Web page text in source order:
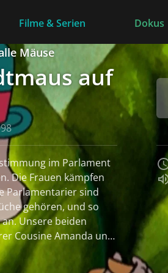
Filme & Serien Dokus
Mäuse
auf
im Parlament
Die Frauen kämpfen
Parlamentarier sind
gehören, und so
Unsere beiden
Cousine Amanda und
um den dort
die Frauen zu bitten.